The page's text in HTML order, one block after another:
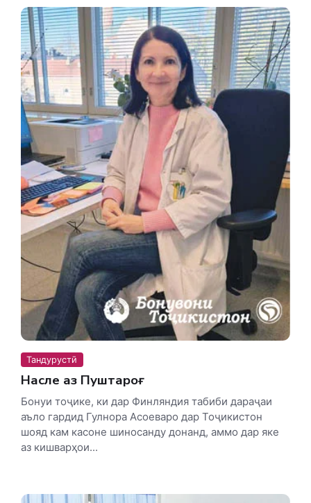
Тандурустӣ
Насле аз Пуштароғ
Бонуи тоҷике, ки дар Финляндия табиби дараҷаи
аъло гардид Гулнора Асоеваро дар Тоҷикистон
шояд кам касоне шиносанду донанд, аммо дар яке
аз кишварҳои...